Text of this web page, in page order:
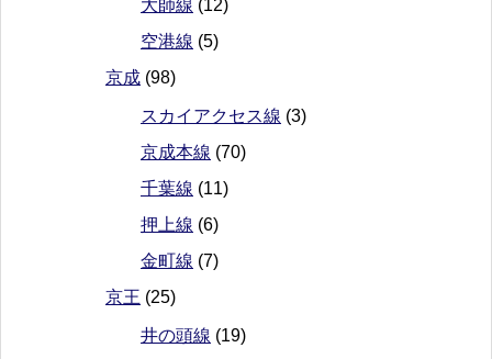
大師線 (12)
空港線 (5)
京成 (98)
スカイアクセス線 (3)
京成本線 (70)
千葉線 (11)
押上線 (6)
金町線 (7)
京王 (25)
井の頭線 (19)